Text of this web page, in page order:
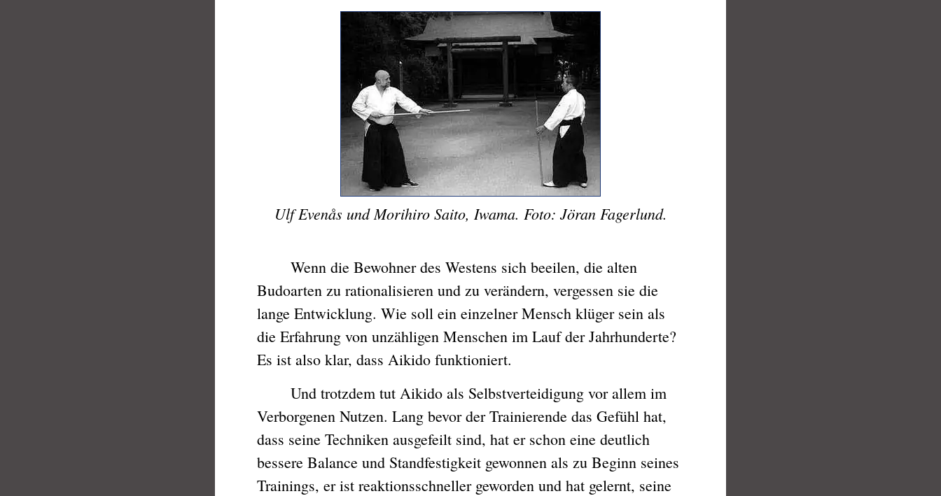
Ulf Evenås und Morihiro Saito, Iwama. Foto: Jöran Fagerlund.
Wenn die Bewohner des Westens sich beeilen, die alten
Budoarten zu rationalisieren und zu verändern, vergessen sie die
lange Entwicklung. Wie soll ein einzelner Mensch klüger sein als
die Erfahrung von unzähligen Menschen im Lauf der Jahrhunderte?
Es ist also klar, dass Aikido funktioniert.
Und trotzdem tut Aikido als Selbstverteidigung vor allem im
Verborgenen Nutzen. Lang bevor der Trainierende das Gefühl hat,
dass seine Techniken ausgefeilt sind, hat er schon eine deutlich
bessere Balance und Standfestigkeit gewonnen als zu Beginn seines
Trainings, er ist reaktionsschneller geworden und hat gelernt, seine